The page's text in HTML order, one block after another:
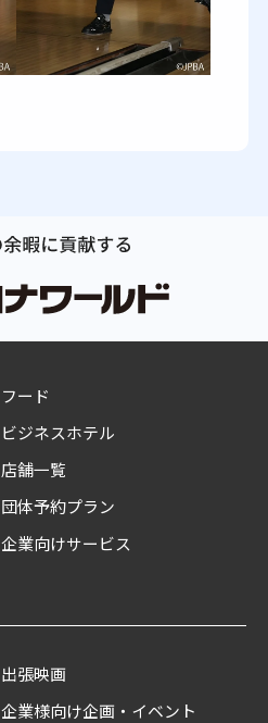
フード
ビジネスホテル
店舗一覧
団体予約プラン
企業向けサービス
出張映画
企業様向け企画・イベント